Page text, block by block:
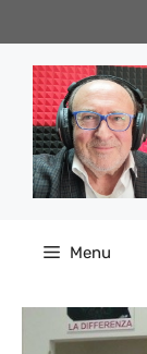
al
contenuto
Menu